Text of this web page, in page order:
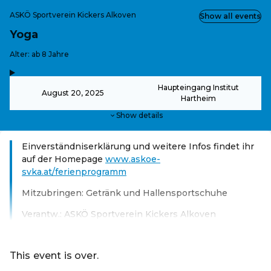
ASKÖ Sportverein Kickers Alkoven
Yoga
-
Alter: ab 8 Jahre
August 20, 2025
Haupteingang Institut
Hartheim
Show details
Show all events
Einverständniserklärung und weitere Infos findet ihr
auf der Homepage www.askoe-
svka.at/ferienprogramm
Mitzubringen: Getränk und Hallensportschuhe
Verantw.: ASKÖ Sportverein Kickers Alkoven
This event is over.